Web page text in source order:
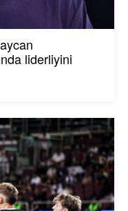
liderliyini